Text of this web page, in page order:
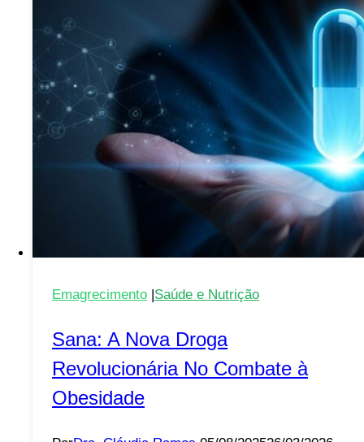
por
Auto-
Provação
Afeta
Seu
Bem-
Estar
Emagrecimento Saúde e Nutrição
Sana: A Nova Droga
Revolucionária No Combate à
Obesidade